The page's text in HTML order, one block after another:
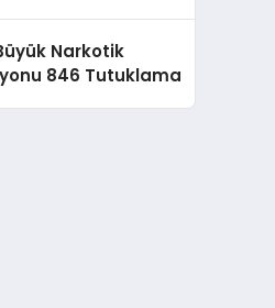
Narkotik
846 Tutuklama